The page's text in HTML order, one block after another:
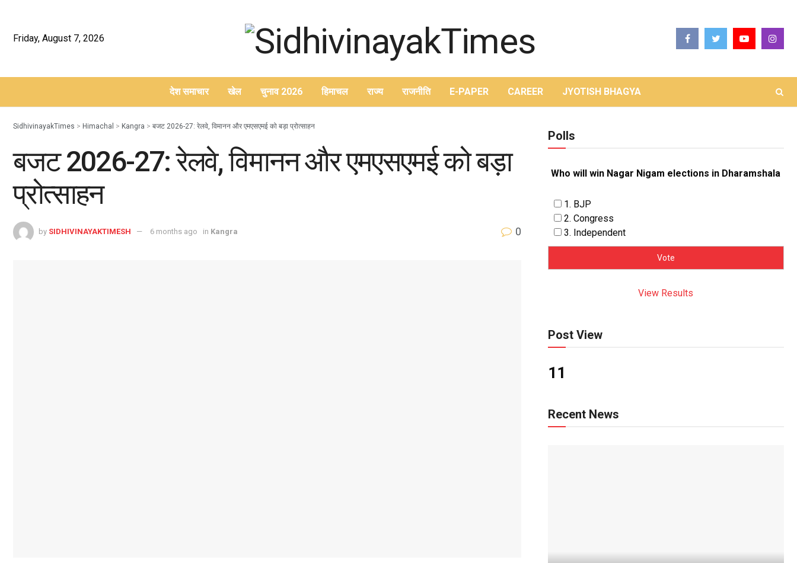
Friday, August 7, 2026
देश समाचार खेल चुनाव 2026 हिमाचल राज्य राजनीति E-PAPER CAREER JYOTISH BHAGYA
SidhivinayakTimes > Himachal > Kangra > बजट 2026-27: रेलवे, विमानन और एमएसएमई को बड़ा प्रोत्साहन
बजट 2026-27: रेलवे, विमानन और एमएसएमई को बड़ा
प्रोत्साहन
by SIDHIVINAYAKTIMESH 6 months ago in Kangra 0
Polls
Who will win Nagar Nigam elections in Dharamshala
1. BJP
2. Congress
3. Independent
View Results
Post View
11
Recent News